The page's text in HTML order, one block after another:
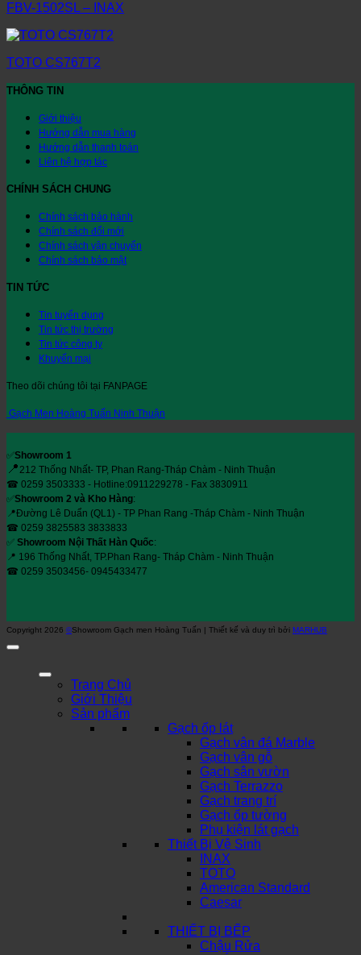
FBV-1502SL – INAX
TOTO CS767T2
THÔNG TIN
Giới thiệu
Hướng dẫn mua hàng
Hướng dẫn thanh toán
Liên hệ hợp tác
CHÍNH SÁCH CHUNG
Chính sách bảo hành
Chính sách đổi mới
Chính sách vận chuyển
Chính sách bảo mật
TIN TỨC
Tin tuyển dụng
Tin tức thị trường
Tin tức công ty
Khuyến mại
Theo dõi chúng tôi tại FANPAGE
Gạch Men Hoàng Tuấn Ninh Thuận
✅Showroom 1
📍212 Thống Nhất- TP, Phan Rang-Tháp Chàm - Ninh Thuận
☎ 0259 3503333 - Hotline:0911229278 - Fax 3830911
✅Showroom 2 và Kho Hàng:
📍Đường Lê Duẩn (QL1) - TP Phan Rang -Tháp Chàm - Ninh Thuận
☎ 0259 3825583 3833833
✅ Showroom Nội Thất Hàn Quốc:
📍 196 Thống Nhất, TP.Phan Rang- Tháp Chàm - Ninh Thuận
☎ 0259 3503456- 0945433477
Copyright 2026 ©Showroom Gạch men Hoàng Tuấn | Thiết kế và duy trì bởi MARHUB
Trang Chủ
Giới Thiệu
Sản phẩm
Gạch ốp lát
Gạch vân đá Marble
Gạch vân gỗ
Gạch sân vườn
Gạch Terrazzo
Gạch trang trí
Gạch ốp tường
Phụ kiện lát gạch
Thiết Bị Vệ Sinh
INAX
TOTO
American Standard
Caesar
THIẾT BỊ BẾP
Chậu Rửa